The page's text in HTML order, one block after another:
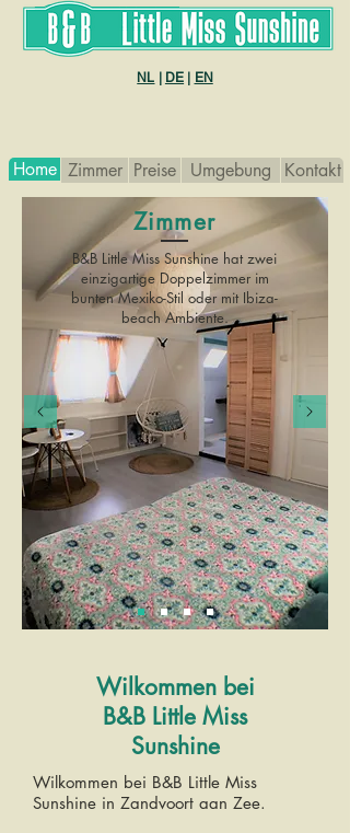
B&B Little Miss sunshine
NL DE EN
Home Zimmer Preise Umgebung Kontakt
Zimmer
B&B Little Miss Sunshine hat zwei
einzigartige Doppelzimmer im
bunten Mexiko-Stil oder mit Ibiza-
beach Ambiente.
Wilkommen bei
B&B Little Miss
Sunshine
Wilkommen bei B&B Little Miss
Sunshine in Zandvoort aan Zee.